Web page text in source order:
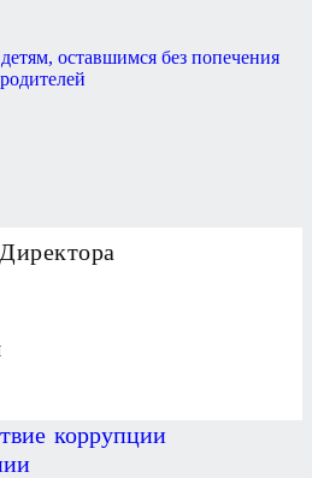
коррупции